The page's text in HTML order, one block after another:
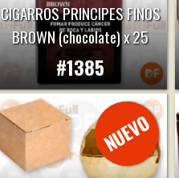
CIGARROS PRINCIPES FINOS
BROWN (chocolate) x 25
#1385